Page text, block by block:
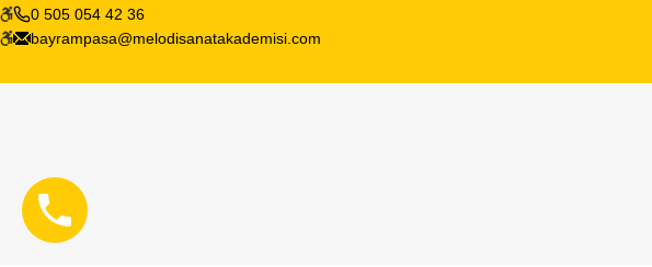
0 505 054 42 36
bayrampasa@melodisanatakademisi.com